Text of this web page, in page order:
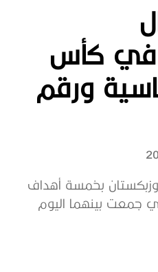
في كأس
خماسية ورقم
بخمسة أهداف
التي جمعت بينهما اليوم